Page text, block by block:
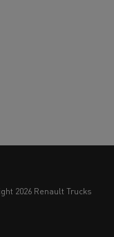
2026 Renault Trucks